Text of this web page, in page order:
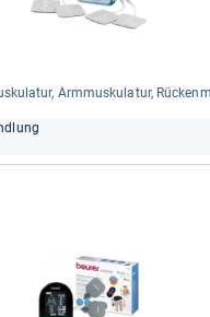
Arm­mus­ku­la­tur,